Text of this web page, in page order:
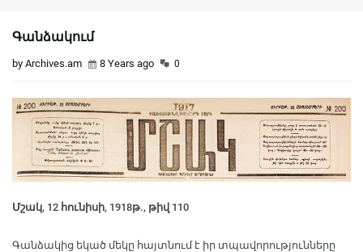
Գանձակում
by Archives.am 8 Years ago 0
Մշակ, 12 հունիսի, 1918թ., թիվ 110
Գանձակից եկած մեկը հայտնում է իր տպավորությունները